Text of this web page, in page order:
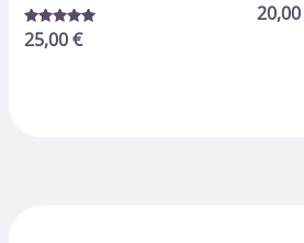
Bewertet
mit
25,00€
mit
20,00